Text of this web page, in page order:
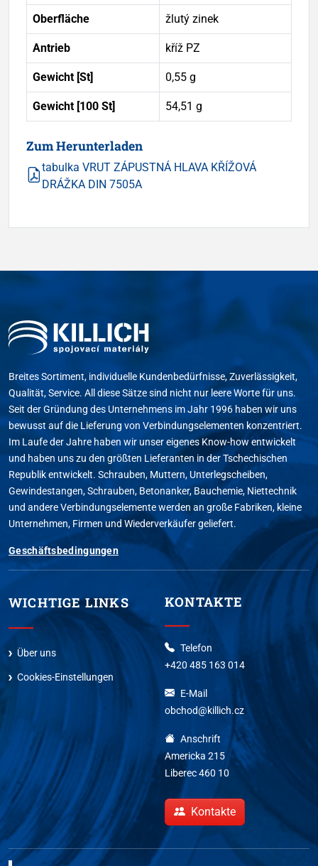
Oberfläche žlutý zinek
Antrieb kříž PZ
Gewicht [St] 0,55 g
Gewicht [100 St] 54,51 g
Zum Herunterladen
tabulka VRUT ZÁPUSTNÁ HLAVA KŘÍŽOVÁ
DRÁŽKA DIN 7505A
Breites Sortiment, individuelle Kundenbedürfnisse, Zuverlässigkeit,
Qualität, Service. All diese Sätze sind nicht nur leere Worte für uns.
Seit der Gründung des Unternehmens im Jahr 1996 haben wir uns
bewusst auf die Lieferung von Verbindungselementen konzentriert.
Im Laufe der Jahre haben wir unser eigenes Know-how entwickelt
und haben uns zu den größten Lieferanten in der Tschechischen
Republik entwickelt. Schrauben, Muttern, Unterlegscheiben,
Gewindestangen, Schrauben, Betonanker, Bauchemie, Niettechnik
und andere Verbindungselemente werden an große Fabriken, kleine
Unternehmen, Firmen und Wiederverkäufer geliefert.
Geschäftsbedingungen
WICHTIGE LINKS
Über uns
Cookies-Einstellungen
KONTAKTE
Telefon
+420 485 163 014
E-Mail
obchod@killich.cz
Anschrift
Americka 215
Liberec 460 10
Kontakte